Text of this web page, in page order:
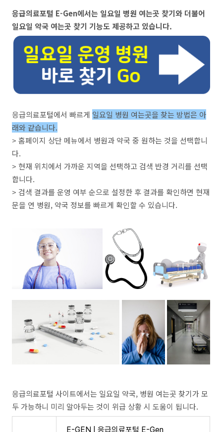
응급의료포털 E-Gen에서는 일요일 병원 여는곳 찾기와 더불어
일요일 약국 여는곳 찾기 기능도 제공하고 있습니다.
응급의료포털에서 빠르게 일요일 병원 여는곳을 찾는 방법은 아
래와 같습니다.
> 홈페이지 상단 메뉴에서 병원과 약국 중 원하는 것을 선택합니
다.
> 현재 위치에서 가까운 지역을 선택하고 검색 반경 거리를 선택
합니다.
> 검색 결과를 운영 여부 순으로 설정한 후 결과를 확인하면 현재
문을 연 병원, 약국 정보를 빠르게 확인할 수 있습니다.
응급의료포털 사이트에서는 일요일 약국, 병원 여는곳 찾기가 모
두 가능하니 미리 알아두는 것이 위급 상황 시 도움이 됩니다.
E-GEN | 응급의료포털 E-Gen